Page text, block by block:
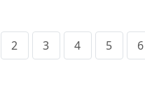
2 3 4 5 6